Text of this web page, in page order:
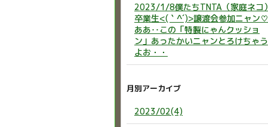
2023/1/8僕たちTNTA（家庭ネコ）
卒業生<(｀^´)>譲渡会参加ニャン♡
ああ‥この「特製にゃんクッショ
ン」あったかいニャンとろけちゃう
よお・・
月別アーカイブ
2023/02(4)